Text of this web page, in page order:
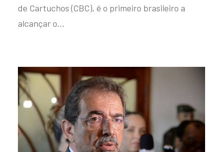
de Cartuchos (CBC), é o primeiro brasileiro a
alcançar o…